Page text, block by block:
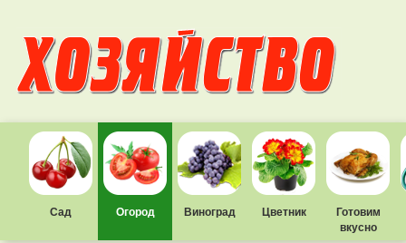
Сад Огород Виноград Цветник
Готовим
вкусно